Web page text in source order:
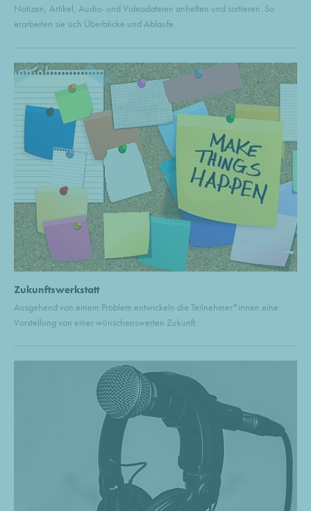
Notizen, Artikel, Audio- und Videodateien anheften und sortieren. So
erarbeiten sie sich Überblicke und Abläufe.
Zukunftswerkstatt
Ausgehend von einem Problem entwickeln die Teilnehmer*innen eine
Vorstellung von einer wünschenswerten Zukunft.